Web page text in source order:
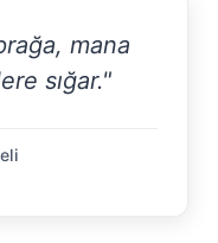
mana
sığar."